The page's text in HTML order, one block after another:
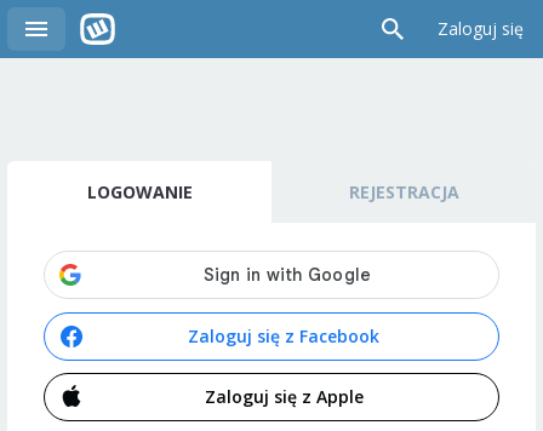
Zaloguj się
LOGOWANIE REJESTRACJA
Zaloguj się z Facebook
Zaloguj się z Apple